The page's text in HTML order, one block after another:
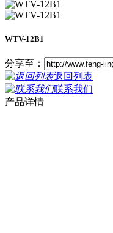
WTV-12B1
分享至：
返回列表
联系我们
产品详情